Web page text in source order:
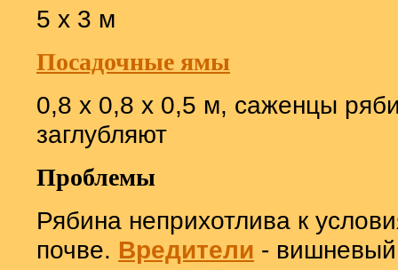
5 х 3 м
Посадочные ямы
0,8 х 0,8 х 0,5 м, саженцы
заглубляют
Проблемы
Рябина неприхотлива к
почве. Вредители -